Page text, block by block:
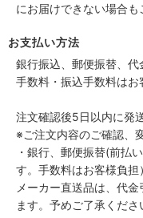
にお届けできない場合も
お支払い方法
銀行振込、郵便振替、
手数料・振込手数料はお
注文確認後5日以内に発
※ご注文内容のご確認、
・銀行、郵便振替(前払
す。手数料はお客様負担）
メーカー直送品は、代
ます。予めご了承くださ